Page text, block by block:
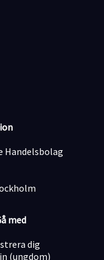
lägger stor vikt vid
och stark tillväxt
kunderna
Handelsbolag
med
dig
(ungdom)